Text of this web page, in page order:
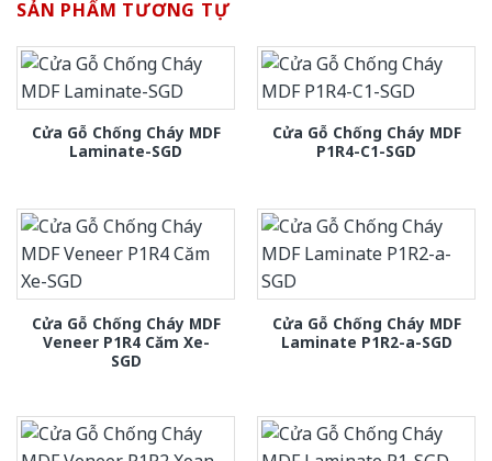
SẢN PHẨM TƯƠNG TỰ
Cửa Gỗ Chống Cháy MDF
Laminate-SGD
Cửa Gỗ Chống Cháy MDF
P1R4-C1-SGD
Cửa Gỗ Chống Cháy MDF
Veneer P1R4 Căm Xe-
SGD
Cửa Gỗ Chống Cháy MDF
Laminate P1R2-a-SGD